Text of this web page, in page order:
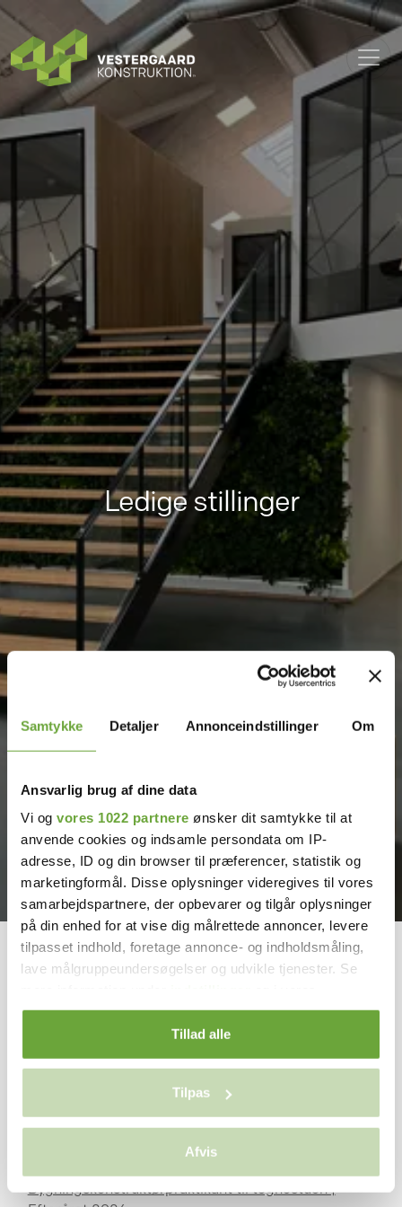
Samtykke Detaljer Annonceindstillinger Om
Ansvarlig brug af dine data
Vi og vores 1022 partnere ønsker dit samtykke til at
anvende cookies og indsamle persondata om IP-
adresse, ID og din browser til præferencer, statistik og
marketingformål. Disse oplysninger videregives til vores
samarbejdspartnere, der opbevarer og tilgår oplysninger
på din enhed for at vise dig målrettede annoncer, levere
tilpasset indhold, foretage annonce- og indholdsmåling,
lave målgruppeundersøgelser og udvikle tjenester. Se
persondatapolitik. Du kan altid trække dit samtykke
tilbage eller ændre indstillinger fra vores
"Cookiedeklaration", eller ved at trykke på "Privacy
Hvis du tillader det, vil vi også gerne:
Indsamle præcise oplysninger om din placering, der
Tillad alle
Tilpas
Afvis
Ledige stillinger
Vil du arbejde eller i praktik hos
Herunder kan du se vores aktuelle
jobopslag - vi glæder os til at høre
fra dig.
Bygningskonstruktør til tegnestue
Bygningskonstruktørpraktikant til tegnestuen |